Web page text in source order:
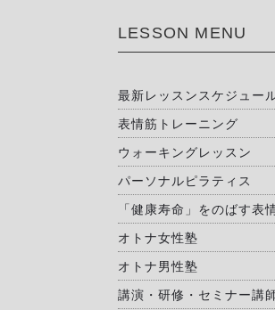
LESSON MENU
最新レッスンスケジュー
表情筋トレーニング
ウォーキングレッスン
パーソナルピラティス
「健康寿命」をのばす表
オトナ女性塾
オトナ男性塾
講演・研修・セミナー講